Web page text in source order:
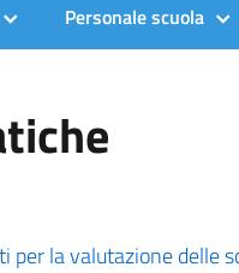
Personale scuola
per la valutazione